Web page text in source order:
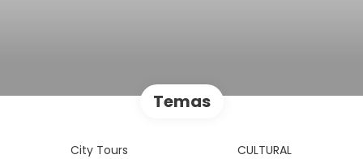
Temas
City Tours
CULTURAL